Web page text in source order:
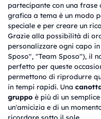
partecipante con una frase
grafica a tema è un modo
speciale e per creare un
Grazie alla possibilità di
personalizzare ogni capo
Sposo", "Team Sposo"), il
perfetto per queste
permettono di riprodurre
in tempi rapidi. Una
gruppo è più di un
un'amicizia e di un